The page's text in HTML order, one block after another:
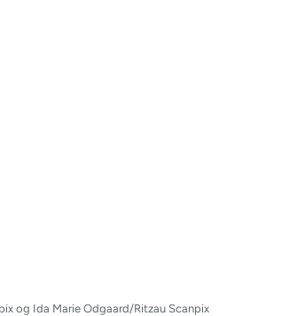
og Ida Marie Odgaard/Ritzau Scanpix